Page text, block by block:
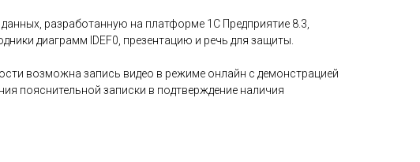
разработанную на платформе 1С Предприятие 8.3,
диаграмм IDEF0, презентацию и речь для защиты.
возможна запись видео в режиме онлайн с демонстрацией
пояснительной записки в подтверждение наличия